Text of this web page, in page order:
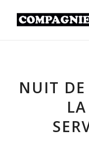
NUIT